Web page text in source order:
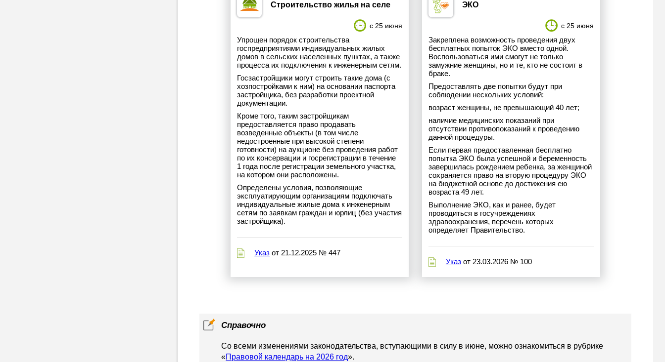
Строительство жилья на селе
с 25 июня
Упрощен порядок строительства
госпредприятиями индивидуальных жилых
домов в сельских населенных пунктах, а также
процесса их подключения к инженерным сетям.
Госзастройщики могут строить такие дома (с
хозпостройками к ним) на основании паспорта
застройщика, без разработки проектной
документации.
Кроме того, таким застройщикам
предоставляется право продавать
возведенные объекты (в том числе
недостроенные при высокой степени
готовности) на аукционе без проведения работ
по их консервации и госрегистрации в течение
1 года после регистрации земельного участка,
на котором они расположены.
Определены условия, позволяющие
эксплуатирующим организациям подключать
индивидуальные жилые дома к инженерным
сетям по заявкам граждан и юрлиц (без участия
застройщика).
Указ от 21.12.2025 № 447
ЭКО
с 25 июня
Закреплена возможность проведения двух
бесплатных попыток ЭКО вместо одной.
Воспользоваться ими смогут не только
замужние женщины, но и те, кто не состоит в
браке.
Предоставлять две попытки будут при
соблюдении нескольких условий:
возраст женщины, не превышающий 40 лет;
наличие медицинских показаний при
отсутствии противопоказаний к проведению
данной процедуры.
Если первая предоставленная бесплатно
попытка ЭКО была успешной и беременность
завершилась рождением ребенка, за женщиной
сохраняется право на вторую процедуру ЭКО
на бюджетной основе до достижения ею
возраста 49 лет.
Выполнение ЭКО, как и ранее, будет
проводиться в госучреждениях
здравоохранения, перечень которых
определяет Правительство.
Указот 23.03.2026 № 100
Справочно
Со всеми изменениями законодательства, вступающими в силу в июне, можно ознакомиться в рубрике
«Правовой календарь на 2026 год».